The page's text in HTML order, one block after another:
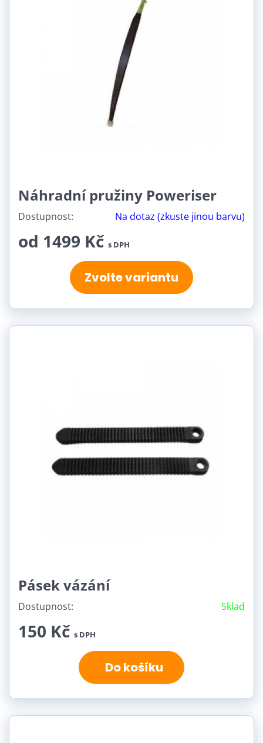
Náhradní pružiny Poweriser
Dostupnost: Na dotaz (zkuste jinou barvu)
od 1499 Kč s DPH
Zvolte variantu
Pásek vázání
Dostupnost: Sklad
150 Kč s DPH
Do košíku